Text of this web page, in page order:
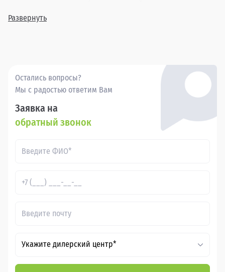
автомобиль, идеально соответствующий вашим
Развернуть
Остались вопросы?
Мы с радостью ответим Вам
Заявка на
обратный звонок
Укажите дилерский центр*